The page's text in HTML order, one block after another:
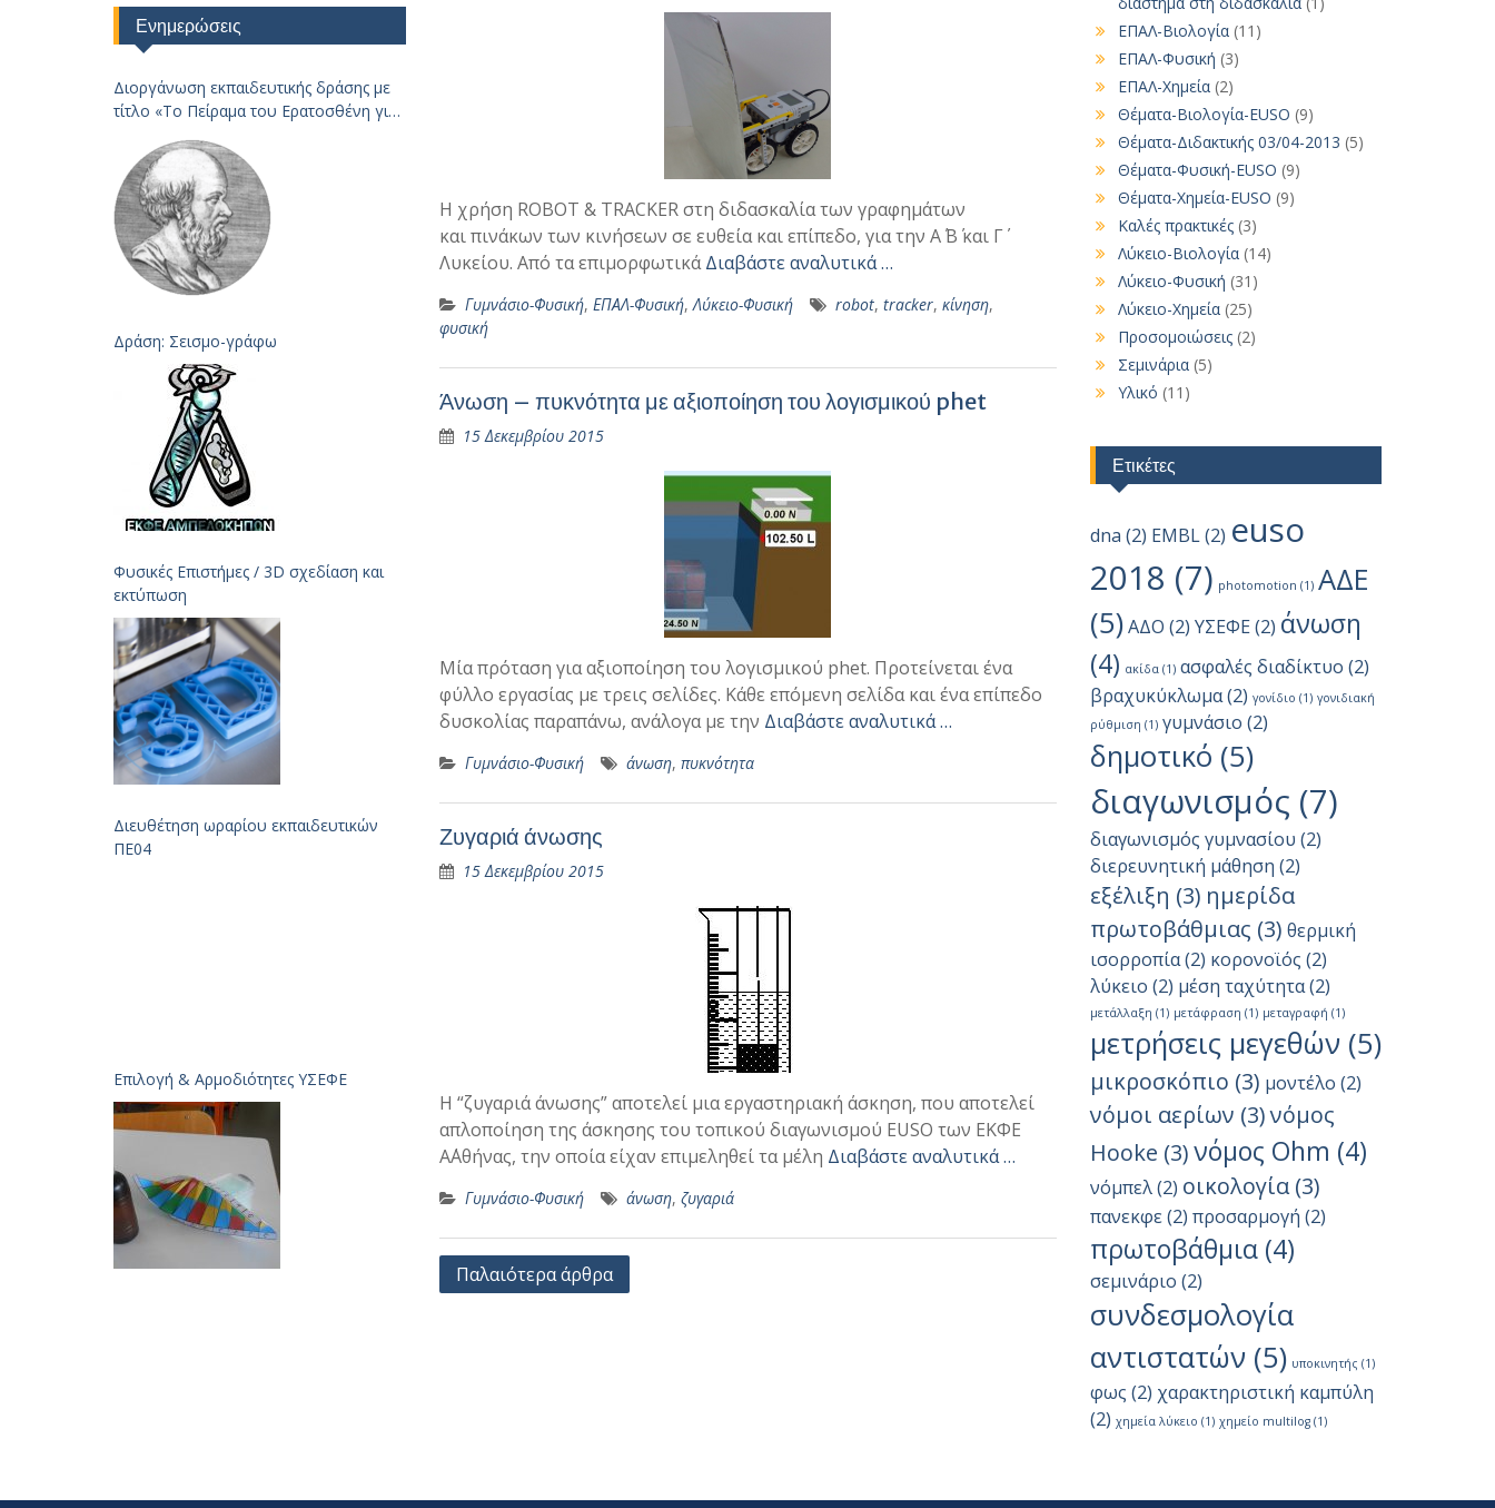
Η χρήση ROBOT & TRACKER στη διδασκαλία των γραφημάτων
και πινάκων των κινήσεων σε ευθεία και επίπεδο, για την Α΄ Β΄ και Γ΄
Λυκείου. Από τα επιμορφωτικάΔιαβάστε αναλυτικά …
Γυμνάσιο-Φυσική, ΕΠΑΛ-Φυσική,Λύκειο-Φυσική robot, tracker, κίνηση,
φυσική
Άνωση – πυκνότητα με αξιοποίηση του λογισμικού phet
15 Δεκεμβρίου 2015
Μία πρόταση για αξιοποίηση του λογισμικού phet. Προτείνεται ένα
φύλλο εργασίας με τρεις σελίδες. Κάθε επόμενη σελίδα και ένα επίπεδο
δυσκολίας παραπάνω, ανάλογα με την Διαβάστε αναλυτικά …
Γυμνάσιο-Φυσική άνωση, πυκνότητα
Ζυγαριά άνωσης
15 Δεκεμβρίου 2015
Η “ζυγαριά άνωσης” αποτελεί μια εργαστηριακή άσκηση, που αποτελεί
απλοποίηση της άσκησης του τοπικού διαγωνισμού EUSO των ΕΚΦΕ
Α΄Αθήνας, την οποία είχαν επιμεληθεί τα μέλη Διαβάστε αναλυτικά …
Γυμνάσιο-Φυσική άνωση, ζυγαριά
Πλοήγηση
Παλαιότερα άρθρα
ΕΠΑΛ-Βιολογία(11)
ΕΠΑΛ-Φυσική (3)
ΕΠΑΛ-Χημεία(2)
Θέματα-Βιολογία-EUSO (9)
Θέματα-Διδακτικής 03/04-2013 (5)
Θέματα-Φυσική-EUSO (9)
Θέματα-Χημεία-EUSO (9)
Καλές πρακτικές(3)
Λύκειο-Βιολογία(14)
Λύκειο-Φυσική (31)
Λύκειο-Χημεία(25)
Προσομοιώσεις(2)
Σεμινάρια(5)
Υλικό (11)
Ετικέτες
dna (2) EMBL(2) euso
2018 (7) photomotion (1) ΑΔΕ
(5) ΑΔΟ (2) ΥΣΕΦΕ(2) άνωση
(4) ακίδα(1) ασφαλές διαδίκτυο (2)
βραχυκύκλωμα(2) γονίδιο (1) γονιδιακή
ρύθμιση (1) γυμνάσιο (2)
δημοτικό (5)
διαγωνισμός (7)
διαγωνισμός γυμνασίου (2)
διερευνητική μάθηση (2)
εξέλιξη (3) ημερίδα
πρωτοβάθμιας (3) θερμική
ισορροπία(2) κορονοϊός (2)
λύκειο (2) μέση ταχύτητα(2)
μετάλλαξη (1) μετάφραση (1) μεταγραφή (1)
μετρήσεις μεγεθών(5)
μικροσκόπιο (3) μοντέλο (2)
νόμοι αερίων (3)νόμος
Hooke (3)νόμος Ohm (4)
νόμπελ(2) οικολογία(3)
πανεκφε(2) προσαρμογή (2)
πρωτοβάθμια(4)
σεμινάριο (2)
συνδεσμολογία
αντιστατών(5) υποκινητής (1)
φως (2) χαρακτηριστική καμπύλη
(2) χημεία λύκειο (1) χημείο multilog(1)
Ενημερώσεις
Διοργάνωση εκπαιδευτικής δράσης με
τίτλο «Το Πείραμα του Ερατοσθένη για
Υπολογισμό της Ακτίνας της Γης – 2023
Δράση: Σεισμο-γράφω
Φυσικές Επιστήμες / 3D σχεδίαση και
εκτύπωση
Διευθέτηση ωραρίου εκπαιδευτικών
ΠΕ04
Επιλογή & Aρμοδιότητες ΥΣΕΦΕ